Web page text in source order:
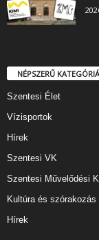
NÉPSZERŰ
Szentesi Élet
Vízisportok
Hírek
Szentesi VK
Szentesi Művelődési
Kultúra és szórakozás
Hírek